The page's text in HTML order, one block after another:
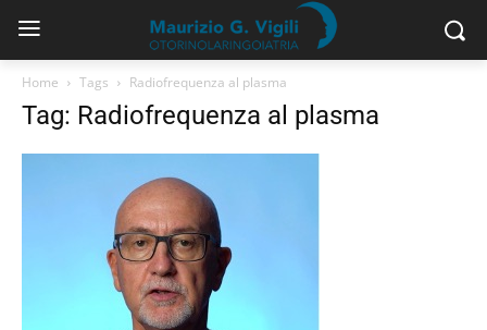
Home Tags Radiofrequenza al plasma
Tag: Radiofrequenza al plasma